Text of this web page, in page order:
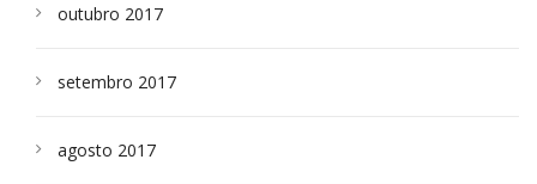
outubro 2017
setembro 2017
agosto 2017